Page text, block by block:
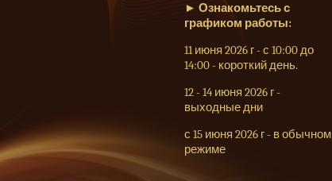
► Ознакомьтесь с
графиком работы:
11 июня 2026 г - с 10:00 до
14:00 - короткий день.
12 - 14 июня 2026 г -
выходные дни
с 15 июня 2026 г - в обычном
режиме